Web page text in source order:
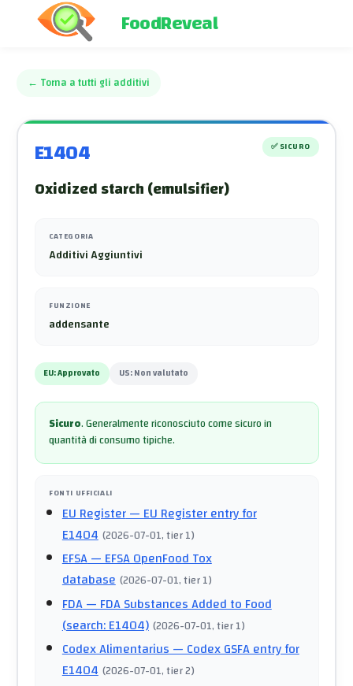
FoodReveal
← Torna a tutti gli additivi
E1404 ✅SICURO
Oxidized starch (emulsifier)
CATEGORIA
Additivi Aggiuntivi
FUNZIONE
addensante
EU:Approvato US:Non valutato
Sicuro.Generalmente riconosciuto come sicuro in
quantità di consumo tipiche.
FONTI UFFICIALI
EU Register— EU Register entry for
E1404 (2026-07-01, tier 1)
EFSA— EFSA OpenFood Tox
database (2026-07-01, tier 1)
FDA— FDA Substances Added to Food
(search: E1404) (2026-07-01, tier 1)
Codex Alimentarius— Codex GSFA entry for
E1404 (2026-07-01, tier 2)